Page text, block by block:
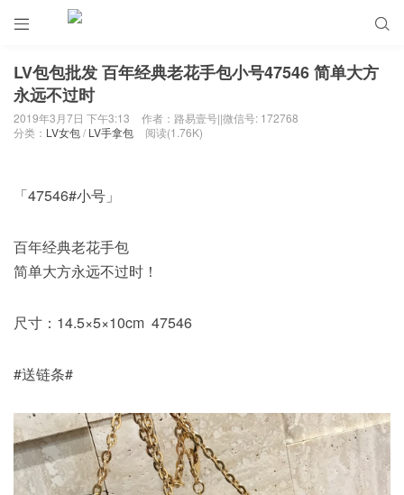
 
LV包包批发 百年经典老花手包小号47546 简单大方
永远不过时
2019年3月7日 下午3:13
作者：路易壹号||微信号: 172768
分类： LV女包/ LV手拿包 阅读(1.76K)
「47546#小号」
百年经典老花手包
简单大方永远不过时！
尺寸：14.5×5×10cm 47546
#送链条#